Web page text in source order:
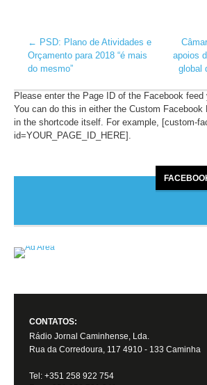
← PSD: Plano de Atividades e
Orçamento para 2018 “é mais
do mesmo”
apoios
global
Please enter the Page ID of the Facebook
You can do this in either the Custom Facebook
in the shortcode itself. For example, [custom-
id=YOUR_PAGE_ID_HERE].
CONTATOS:
Rádio Jornal Caminhense, Lda.
Rua da Corredoura, 117 4910 - 133 Caminha
Tel: +351 258 922 754